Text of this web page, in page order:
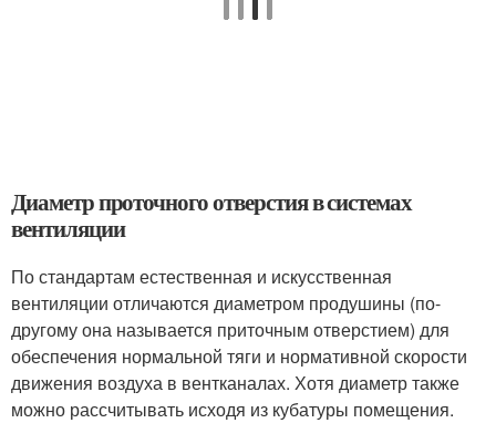
Диаметр проточного отверстия в системах
вентиляции
По стандартам естественная и искусственная
вентиляции отличаются диаметром продушины (по-
другому она называется приточным отверстием) для
обеспечения нормальной тяги и нормативной скорости
движения воздуха в вентканалах. Хотя диаметр также
можно рассчитывать исходя из кубатуры помещения.